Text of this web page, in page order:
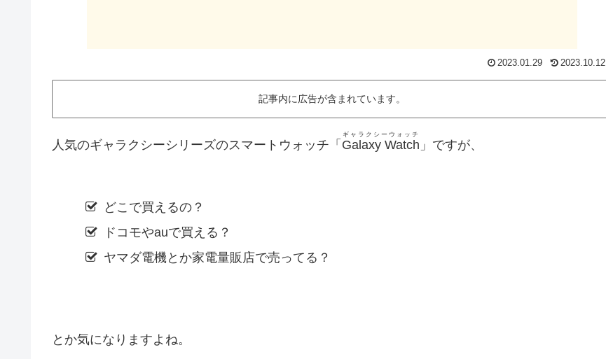
2023.01.29 2023.10.12
記事内に広告が含まれています。
人気のギャラクシーシリーズのスマートウォッチ「 Galaxy Watch
ギャラクシーウォッチ
」ですが、
どこで買えるの？
ドコモやauで買える？
ヤマダ電機とか家電量販店で売ってる？
とか気になりますよね。